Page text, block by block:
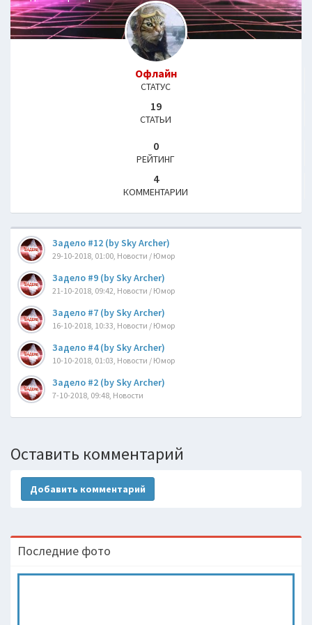
Офлайн
СТАТУС
19
СТАТЬИ
0
РЕЙТИНГ
4
КОММЕНТАРИИ
Задело #12 (by Sky Archer)
29-10-2018, 01:00, Новости / Юмор
Задело #9 (by Sky Archer)
21-10-2018, 09:42, Новости / Юмор
Задело #7 (by Sky Archer)
16-10-2018, 10:33, Новости / Юмор
Задело #4 (by Sky Archer)
10-10-2018, 01:03, Новости / Юмор
Задело #2 (by Sky Archer)
7-10-2018, 09:48, Новости
Оставить комментарий
Добавить комментарий
Последние фото